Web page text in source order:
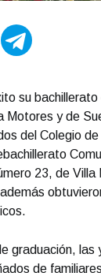
su
Motores y de
del Colegio
23, de Villa
graduación, las
de